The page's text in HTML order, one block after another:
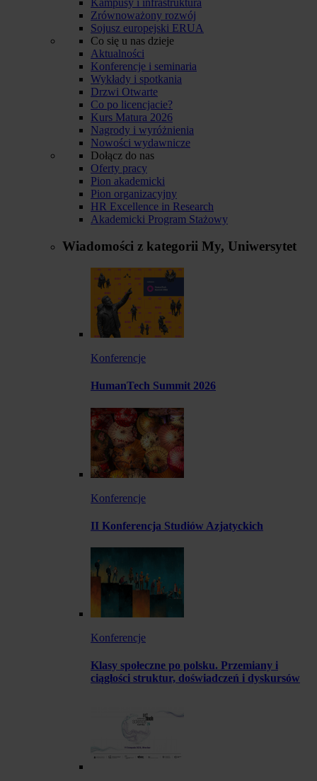
Zrównoważony rozwój
Sojusz europejski ERUA
Co się u nas dzieje
Aktualności
Konferencje i seminaria
Wykłady i spotkania
Drzwi Otwarte
Co po licencjacie?
Kurs Matura 2026
Nagrody i wyróżnienia
Nowości wydawnicze
Dołącz do nas
Oferty pracy
Pion akademicki
Pion organizacyjny
HR Excellence in Research
Akademicki Program Stażowy
Wiadomości z kategorii My, Uniwersytet
Konferencje
HumanTech Summit 2026
Konferencje
II Konferencja Studiów Azjatyckich
Konferencje
Klasy społeczne po polsku. Przemiany i
ciągłości struktur, doświadczeń i dyskursów